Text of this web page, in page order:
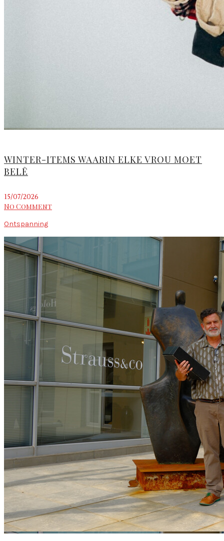
WINTER-ITEMS WAARIN ELKE VROU MOET
BELÊ
15/07/2026
No Comment
Ontspanning